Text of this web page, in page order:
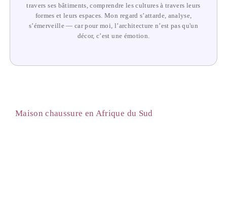
travers ses bâtiments, comprendre les cultures à travers leurs
formes et leurs espaces. Mon regard s’attarde, analyse,
s’émerveille — car pour moi, l’architecture n’est pas qu'un
décor, c’est une émotion.
Maison chaussure en Afrique du Sud